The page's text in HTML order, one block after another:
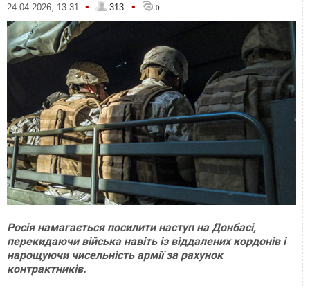
24.04.2026, 13:31 • 313 • 0
Росія намагається посилити наступ на Донбасі,
перекидаючи війська навіть із віддалених кордонів і
нарощуючи чисельність армії за рахунок
контрактників.